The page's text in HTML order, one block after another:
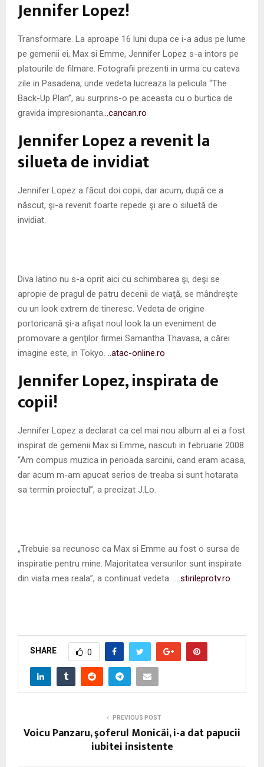
E
N
U
Jennifer Lopez!
Transformare. La aproape 16 luni dupa ce i-a adus pe lume
pe gemenii ei, Max si Emme, Jennifer Lopez s-a intors pe
platourile de filmare. Fotografii prezenti in urma cu cateva
zile in Pasadena, unde vedeta lucreaza la pelicula “The
Back-Up Plan”, au surprins-o pe aceasta cu o burtica de
gravida impresionanta …cancan.ro
Jennifer Lopez a revenit la
silueta de invidiat
Jennifer Lopez a făcut doi copii, dar acum, după ce a
născut, şi-a revenit foarte repede şi are o siluetă de
invidiat.
Diva latino nu s-a oprit aici cu schimbarea şi, deşi se
apropie de pragul de patru decenii de viaţă, se mândreşte
cu un look extrem de tineresc. Vedeta de origine
portoricană şi-a afişat noul look la un eveniment de
promovare a genţilor firmei Samantha Thavasa, a cărei
imagine este, in Tokyo.
..atac-online.ro
Jennifer Lopez, inspirata de
copii!
Jennifer Lopez a declarat ca cel mai nou album al ei a fost
inspirat de gemenii Max si Emme, nascuti in februarie 2008.
“Am compus muzica in perioada sarcinii, cand eram acasa,
dar acum m-am apucat serios de treaba si sunt hotarata
sa termin proiectul”, a precizat J.Lo.
„Trebuie sa recunosc ca Max si Emme au fost o sursa de
inspiratie pentru mine. Majoritatea versurilor sunt inspirate
din viata mea reala”, a continuat vedeta. .
…stirileprotv.ro
SHARE 0
PREVIOUS POST
Voicu Panzaru, şoferul Monicăi, i-a dat papucii
iubitei insistente